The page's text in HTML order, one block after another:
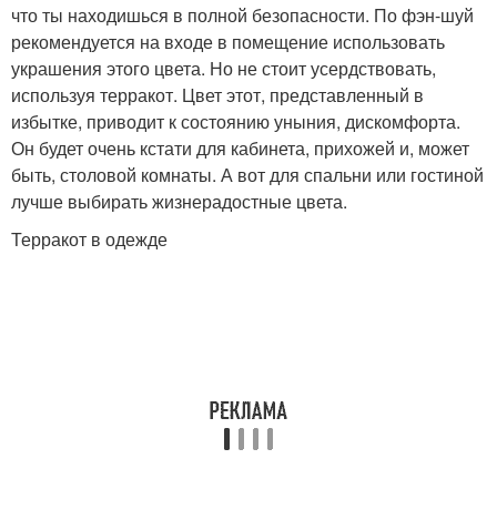
что ты находишься в полной безопасности. По фэн-шуй
рекомендуется на входе в помещение использовать
украшения этого цвета. Но не стоит усердствовать,
используя терракот. Цвет этот, представленный в
избытке, приводит к состоянию уныния, дискомфорта.
Он будет очень кстати для кабинета, прихожей и, может
быть, столовой комнаты. А вот для спальни или гостиной
лучше выбирать жизнерадостные цвета.
Терракот в одежде